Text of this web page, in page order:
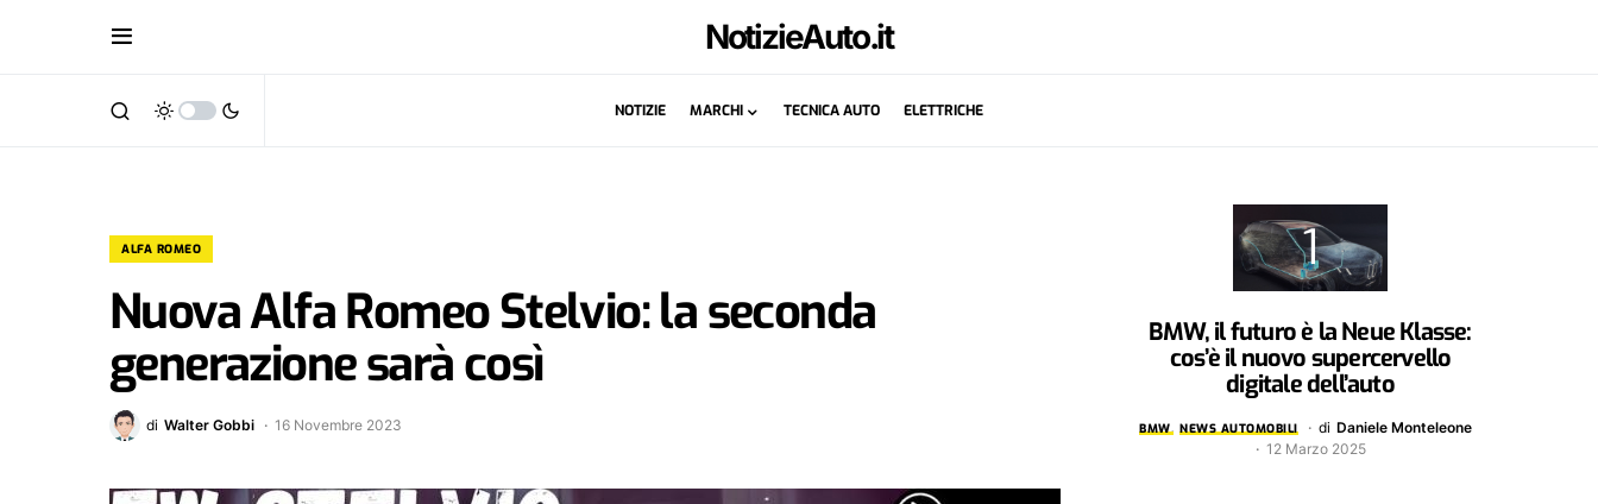
NotizieAuto.it
NOTIZIE MARCHI TECNICA AUTO ELETTRICHE
ALFA ROMEO
Nuova Alfa Romeo Stelvio: la seconda
generazione sarà così
di Walter Gobbi 16 Novembre 2023
BMW, il futuro è la Neue Klasse:
cos’è il nuovo supercervello
digitale dell’auto
BMW NEWS AUTOMOBILI di Daniele Monteleone
12 Marzo 2025